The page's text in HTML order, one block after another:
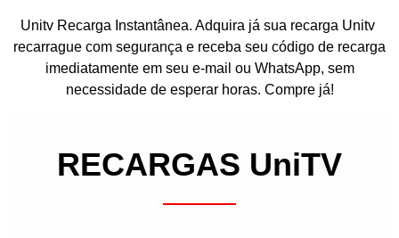
Unitv Recarga Instantânea. Adquira já sua recarga Unitv
recarrague com segurança e receba seu código de recarga
imediatamente em seu e-mail ou WhatsApp, sem
necessidade de esperar horas. Compre já!
RECARGAS UniTV